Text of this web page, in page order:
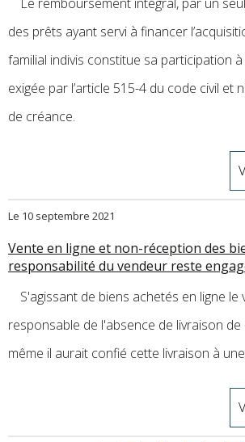
des prêts ayant servi à financer
familial indivis constitue sa participation à
exigée par l’article 515-4 du code civil et
de créance.
Le 10 septembre 2021
Vente en ligne et non-réception des
responsabilité du vendeur reste
S'agissant de biens achetés en ligne le vendeur reste
responsable de l'absence de livraison de
même il aurait confié cette livraison à